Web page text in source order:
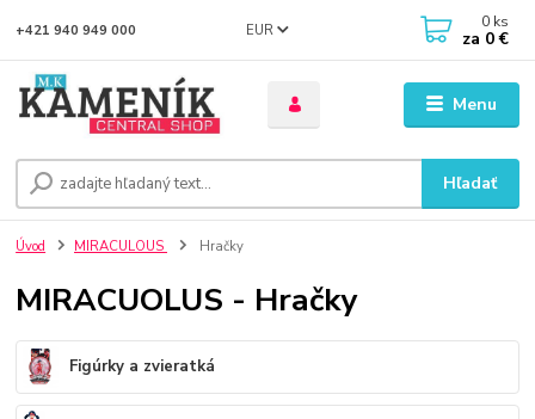
Menu
EUR
Hľadať
+421 940 949 000 0 ks
za 0 €
Úvod MIRACULOUS Hračky
MIRACUOLUS - Hračky
Figúrky a zvieratká